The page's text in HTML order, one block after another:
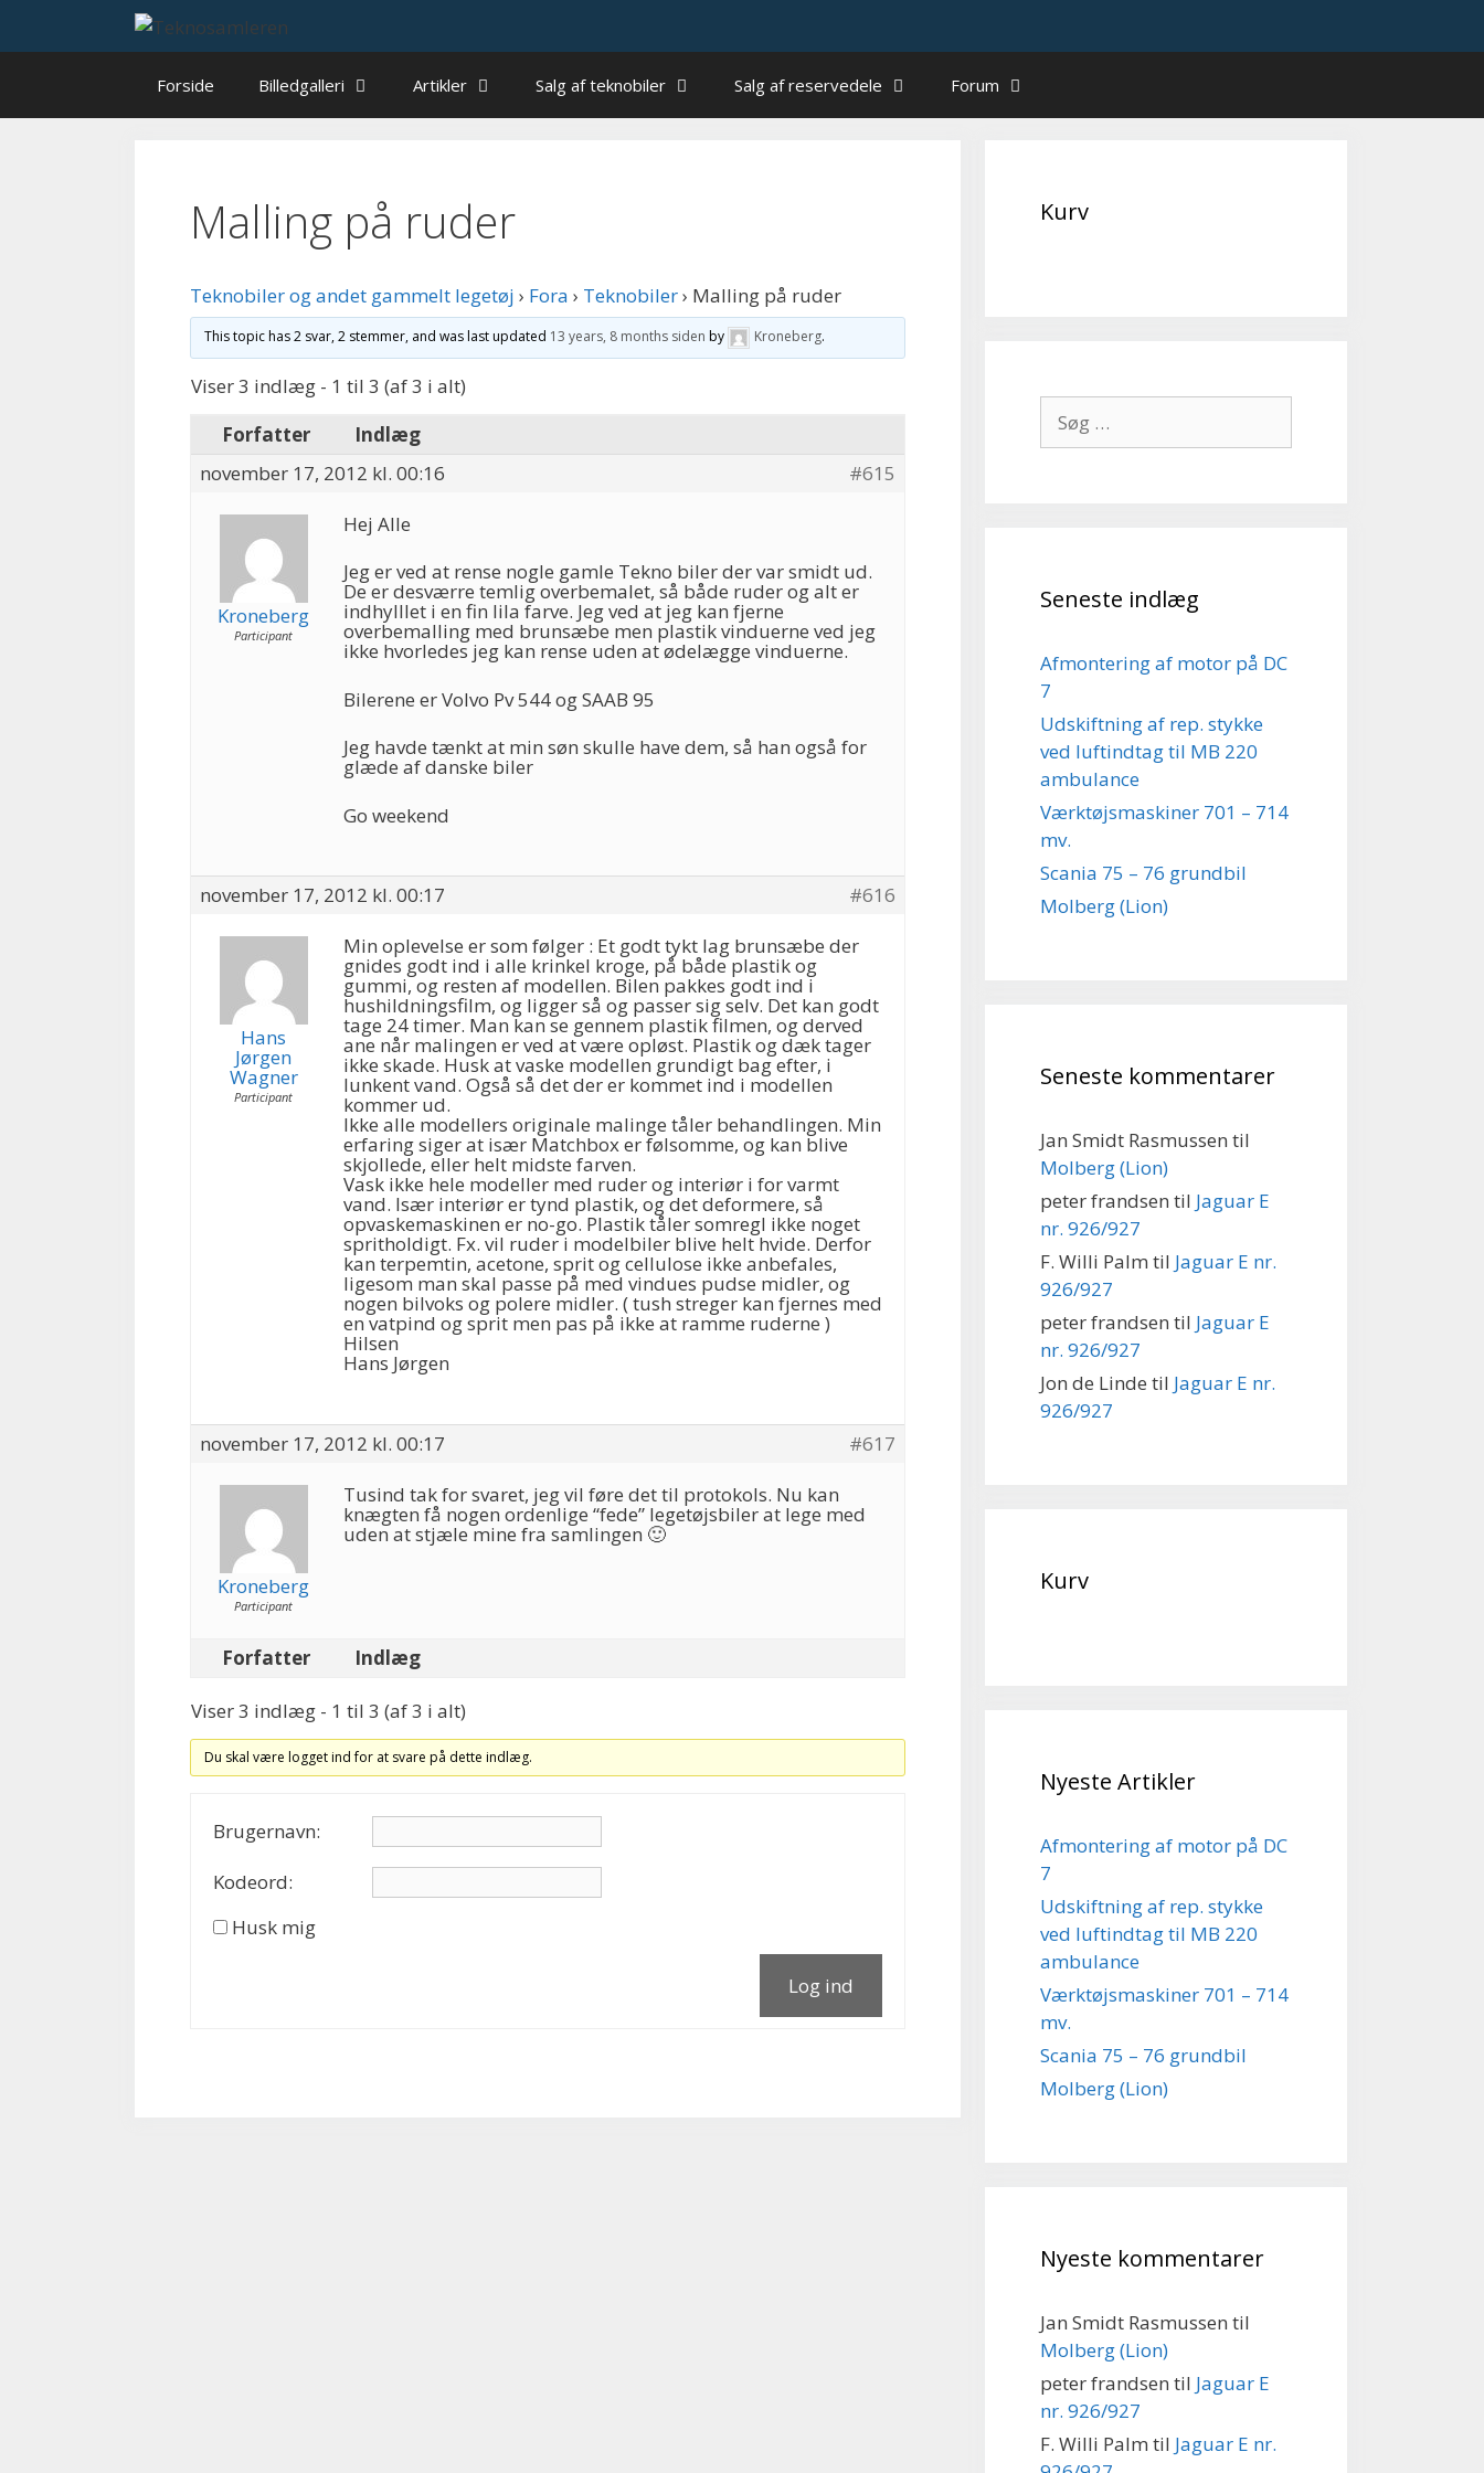
Forside Billedgalleri Artikler Salg af teknobiler Salg af reservedele Forum
Malling på ruder
Teknobiler og andet gammelt legetøj › Fora › Teknobiler› Malling på ruder
This topic has 2 svar, 2 stemmer, and was last updated 13 years, 8 months siden by Kroneberg.
Viser 3 indlæg - 1 til 3 (af 3 i alt)
Forfatter
Indlæg
november 17, 2012 kl. 00:16
#615
Kroneberg
Participant
Hej Alle
Jeg er ved at rense nogle gamle Tekno biler der var smidt ud.
De er desværre temlig overbemalet, så både ruder og alt er
indhylllet i en fin lila farve. Jeg ved at jeg kan fjerne
overbemalling med brunsæbe men plastik vinduerne ved jeg
ikke hvorledes jeg kan rense uden at ødelægge vinduerne.
Bilerene er Volvo Pv 544 og SAAB 95
Jeg havde tænkt at min søn skulle have dem, så han også for
glæde af danske biler
Go weekend
november 17, 2012 kl. 00:17 #616
Hans
Jørgen
Wagner
Participant
Min oplevelse er som følger : Et godt tykt lag brunsæbe der
gnides godt ind i alle krinkel kroge, på både plastik og
gummi, og resten af modellen. Bilen pakkes godt ind i
hushildningsfilm, og ligger så og passer sig selv. Det kan godt
tage 24 timer. Man kan se gennem plastik filmen, og derved
ane når malingen er ved at være opløst. Plastik og dæk tager
ikke skade. Husk at vaske modellen grundigt bag efter, i
lunkent vand. Også så det der er kommet ind i modellen
kommer ud.
Ikke alle modellers originale malinge tåler behandlingen. Min
erfaring siger at især Matchbox er følsomme, og kan blive
skjollede, eller helt midste farven.
Vask ikke hele modeller med ruder og interiør i for varmt
vand. Især interiør er tynd plastik, og det deformere, så
opvaskemaskinen er no-go. Plastik tåler somregl ikke noget
spritholdigt. Fx. vil ruder i modelbiler blive helt hvide. Derfor
kan terpemtin, acetone, sprit og cellulose ikke anbefales,
ligesom man skal passe på med vindues pudse midler, og
nogen bilvoks og polere midler. ( tush streger kan fjernes med
en vatpind og sprit men pas på ikke at ramme ruderne )
Hilsen
Hans Jørgen
november 17, 2012 kl. 00:17 #617
Kroneberg
Participant
Tusind tak for svaret, jeg vil føre det til protokols. Nu kan
knægten få nogen ordenlige “fede” legetøjsbiler at lege med
uden at stjæle mine fra samlingen 🙂
Forfatter Indlæg
Viser 3 indlæg - 1 til 3 (af 3 i alt)
Du skal være logget ind for at svare på dette indlæg.
Brugernavn:
Kodeord:
Husk mig
Log ind
Kurv
efter:
Seneste indlæg
Afmontering af motor på DC
7
Udskiftning af rep. stykke
ved luftindtag til MB 220
ambulance
Værktøjsmaskiner 701 – 714
mv.
Scania 75 – 76 grundbil
Molberg (Lion)
Seneste kommentarer
Jan Smidt Rasmussen til
Molberg (Lion)
peter frandsen til Jaguar E
nr. 926/927
F. Willi Palm til Jaguar E nr.
926/927
peter frandsen til Jaguar E
nr. 926/927
Jon de Linde til Jaguar E nr.
926/927
Kurv
Nyeste Artikler
Afmontering af motor på DC
7
Udskiftning af rep. stykke
ved luftindtag til MB 220
ambulance
Værktøjsmaskiner 701 – 714
mv.
Scania 75 – 76 grundbil
Molberg (Lion)
Nyeste kommentarer
Jan Smidt Rasmussen til
Molberg (Lion)
peter frandsen til Jaguar E
nr. 926/927
F. Willi Palm til Jaguar E nr.